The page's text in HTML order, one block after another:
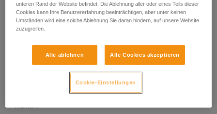
• Die Hülse muss bei jedem Öffnen entriegelt werden.
• Um ein Gerät in den Karabiner einzuhängen, werden beide
SICHERHEIT
Risiken:
unteren Rand der Website befindet. Die Ablehnung aller oder eines Teils dieser
Cookies kann Ihre Benutzererfahrung beeinträchtigen, aber unter keinen
Umständen wird eine solche Ablehnung Sie daran hindern, auf unsere Website
zuzugreifen.
Alle ablehnen Alle Cookies akzeptieren
Cookie-Einstellungen